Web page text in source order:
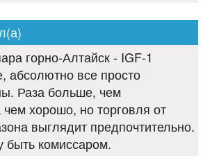
горно-Алтайск - IGF-1
абсолютно все просто
Раза больше, чем
хорошо, но торговля от
выглядит предпочтительно.
комиссаром.